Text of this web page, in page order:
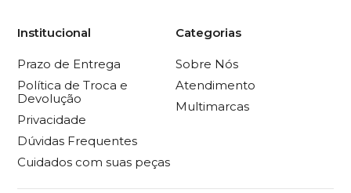
Institucional
Prazo de Entrega
Política de Troca e
Devolução
Privacidade
Dúvidas Frequentes
Cuidados com suas peças
Categorias
Sobre Nós
Atendimento
Multimarcas